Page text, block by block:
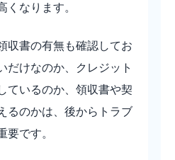
くなります。
収書の有無も確認してお
だけなのか、クレジット
ているのか、領収書や契
るのかは、後からトラブ
要です。